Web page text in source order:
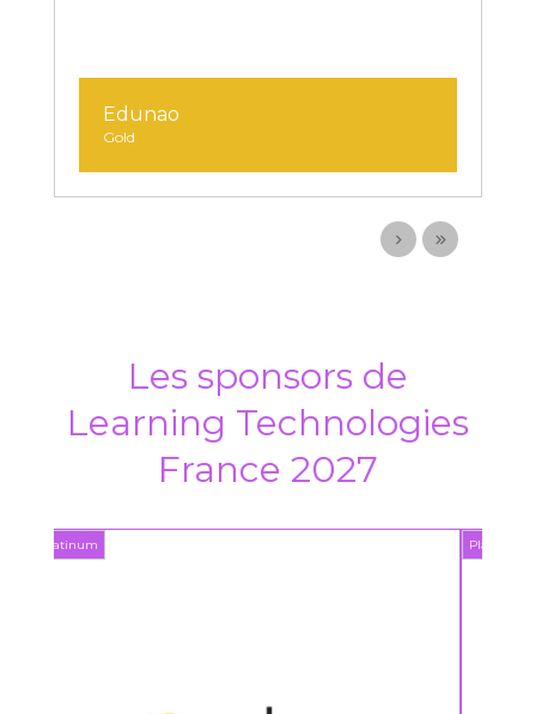
Edunao
Gold
Les sponsors de
Learning Technologies
France 2027
Platinum